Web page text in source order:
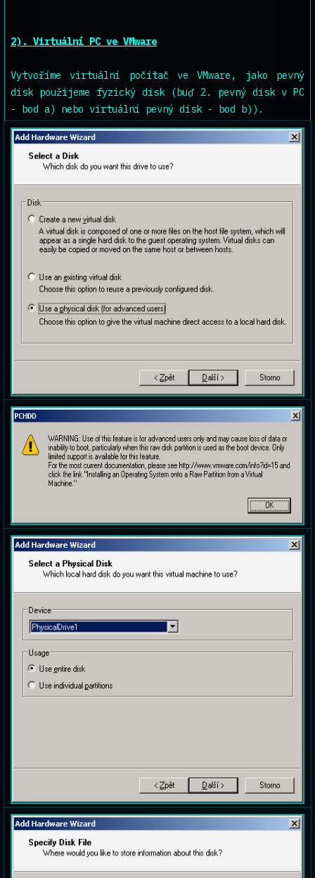
2). Virtuální PC ve VMware
Vytvoříme virtuální počítač ve VMware, jako pevný
disk použijeme fyzický disk (buď 2. pevný disk v PC
- bod a) nebo virtuální pevný disk - bod b)).